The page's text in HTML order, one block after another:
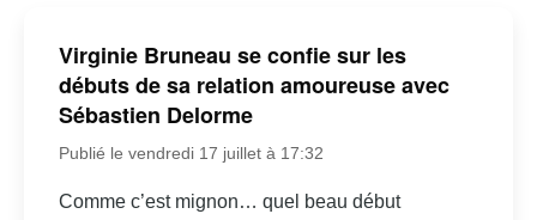
Virginie Bruneau se confie sur les
débuts de sa relation amoureuse avec
Sébastien Delorme
Publié le vendredi 17 juillet à 17:32
Comme c’est mignon… quel beau début